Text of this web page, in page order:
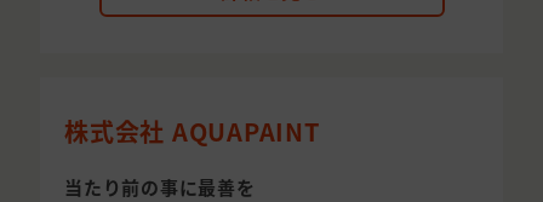
株式会社 AQUAPAINT
当たり前の事に最善を